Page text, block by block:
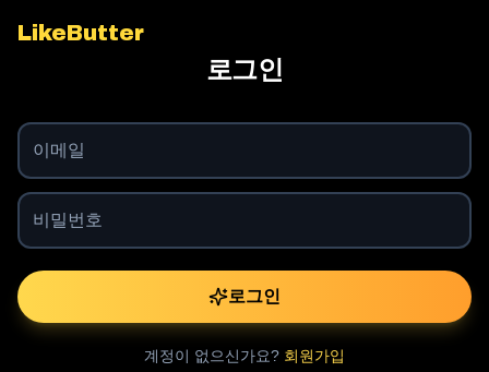
LikeButter
로그인
로그인
계정이 없으신가요? 회원가입